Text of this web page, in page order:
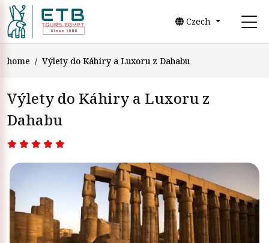
Czech
home Výlety do Káhiry a Luxoru z Dahabu
Výlety do Káhiry a Luxoru z
Dahabu